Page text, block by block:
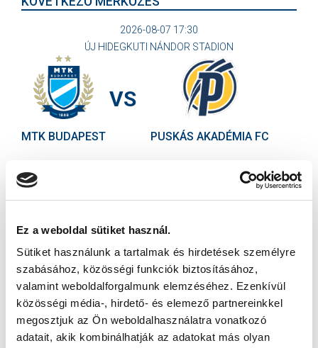
Ez a weboldal sütiket használ.
Sütiket használunk a tartalmak és hirdetések személyre
szabásához, közösségi funkciók biztosításához,
valamint weboldalforgalmunk elemzéséhez. Ezenkívül
közösségi média-, hirdető- és elemező partnereinkkel
megosztjuk az Ön weboldalhasználatra vonatkozó
adatait, akik kombinálhatják az adatokat más olyan
2026-08-07 17:30
ÚJ HIDEGKUTI NÁNDOR STADION
MTK BUDAPEST
VS
PUSKÁS AKADÉMIA FC
MTK BUDAPEST HÍRLEVÉL
Elfogadom azAdatvédelmi tájékoztatót!